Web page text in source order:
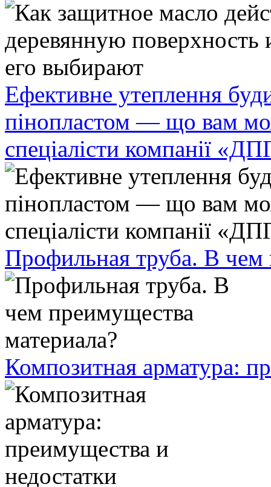
Ефективне утеплення
пінопластом — що вам
спеціалісти компанії
Профильная труба. В чем
Композитная арматура: